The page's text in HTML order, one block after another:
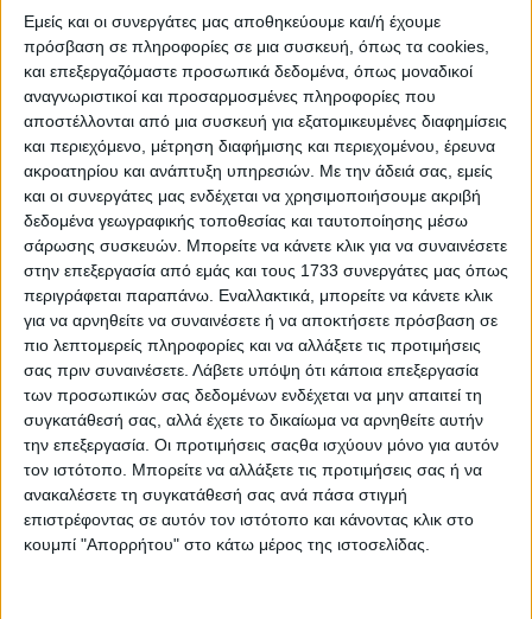
Εμείς και οι συνεργάτες μας αποθηκεύουμε και/ή έχουμε
πρόσβαση σε πληροφορίες σε μια συσκευή, όπως τα cookies,
και επεξεργαζόμαστε προσωπικά δεδομένα, όπως μοναδικοί
αναγνωριστικοί και προσαρμοσμένες πληροφορίες που
αποστέλλονται από μια συσκευή για εξατομικευμένες διαφημίσεις
και περιεχόμενο, μέτρηση διαφήμισης και περιεχομένου, έρευνα
ακροατηρίου και ανάπτυξη υπηρεσιών. Με την άδειά σας, εμείς
και οι συνεργάτες μας ενδέχεται να χρησιμοποιήσουμε ακριβή
δεδομένα γεωγραφικής τοποθεσίας και ταυτοποίησης μέσω
σάρωσης συσκευών. Μπορείτε να κάνετε κλικ για να συναινέσετε
στην επεξεργασία από εμάς και τους 1733 συνεργάτες μας όπως
περιγράφεται παραπάνω. Εναλλακτικά, μπορείτε να κάνετε κλικ
για να αρνηθείτε να συναινέσετε ή να αποκτήσετε πρόσβαση σε
πιο λεπτομερείς πληροφορίες και να αλλάξετε τις προτιμήσεις
σας πριν συναινέσετε. Λάβετε υπόψη ότι κάποια επεξεργασία
των προσωπικών σας δεδομένων ενδέχεται να μην απαιτεί τη
συγκατάθεσή σας, αλλά έχετε το δικαίωμα να αρνηθείτε αυτήν
την επεξεργασία. Οι προτιμήσεις σαςθα ισχύουν μόνο για αυτόν
τον ιστότοπο. Μπορείτε να αλλάξετε τις προτιμήσεις σας ή να
ανακαλέσετε τη συγκατάθεσή σας ανά πάσα στιγμή
επιστρέφοντας σε αυτόν τον ιστότοπο και κάνοντας κλικ στο
κουμπί "Απορρήτου" στο κάτω μέρος της ιστοσελίδας.
Αρ. Γ.Ε.ΜΗ: 118516601000
Η ΕΤΑΙΡΙΑ ΜΑΣ